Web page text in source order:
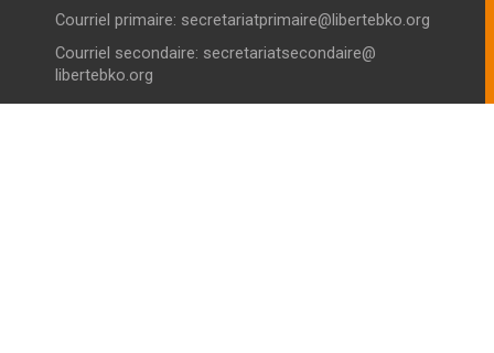
Courriel primaire: secretariatprimaire@libertebko.org
Courriel secondaire: secretariatsecondaire@
libertebko.org